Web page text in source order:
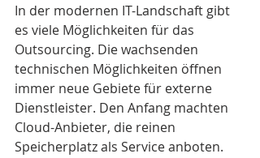
In der modernen IT-Landschaft gibt
es viele Möglichkeiten für das
Outsourcing. Die wachsenden
technischen Möglichkeiten öffnen
immer neue Gebiete für externe
Dienstleister. Den Anfang machten
Cloud-Anbieter, die reinen
Speicherplatz als Service anboten.